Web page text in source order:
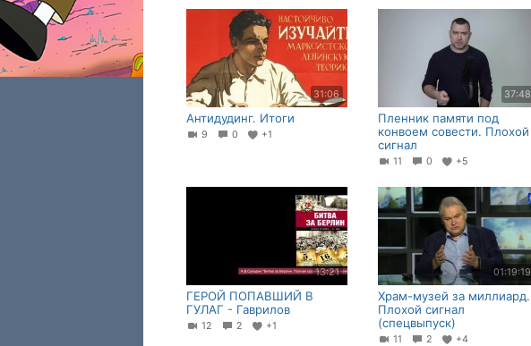
31:06
Антидудинг. Итоги
9 0 +1
37:48
Пленник памяти под
конвоем совести. Плохой
сигнал
11 0 +5
13:21
ГЕРОЙ ПОПАВШИЙ В
ГУЛАГ - Гаврилов
12 2 +1
01:19:19
Храм-музей за миллиард.
Плохой сигнал
(спецвыпуск)
11 2 +4